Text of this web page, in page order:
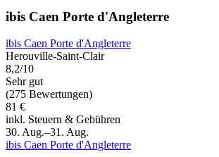
ibis Caen Porte d'Angleterre
ibis Caen Porte d'Angleterre
Herouville-Saint-Clair
8,2/10
Sehr gut
(275 Bewertungen)
81 €
inkl. Steuern & Gebühren
30. Aug.–31. Aug.
ibis Caen Porte d'Angleterre